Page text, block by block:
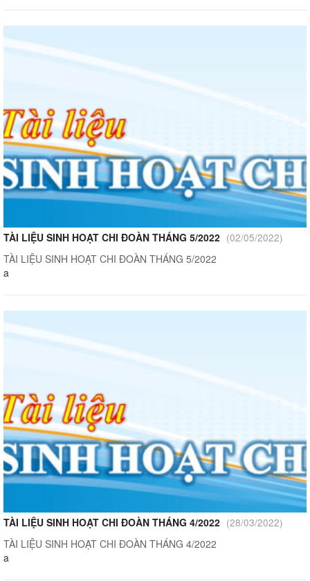
TÀI LIỆU SINH HOẠT CHI ĐOÀN THÁNG 5/2022 (02/05/2022)
TÀI LIỆU SINH HOẠT CHI ĐOÀN THÁNG 5/2022
a
TÀI LIỆU SINH HOẠT CHI ĐOÀN THÁNG 4/2022 (28/03/2022)
TÀI LIỆU SINH HOẠT CHI ĐOÀN THÁNG 4/2022
a